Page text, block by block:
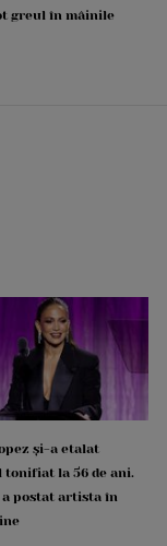
greul în mâinile
și-a etalat
tonifiat la 56 de ani.
a postat artista în